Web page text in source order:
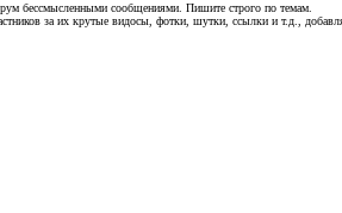
бессмысленными сообщениями. Пишите строго по темам.
за их крутые видосы, фотки, шутки, ссылки и т.д.,